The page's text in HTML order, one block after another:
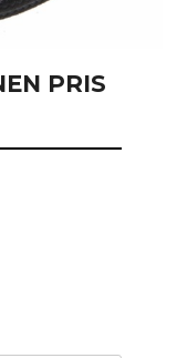
PRIS